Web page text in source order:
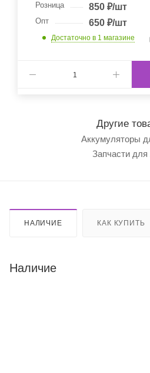
Розница 850₽/шт
Опт 650₽/шт
Достаточно в 1 магазине
Другие
Аккумуляторы
Запчасти для
НАЛИЧИЕ КАК КУПИТЬ
Наличие